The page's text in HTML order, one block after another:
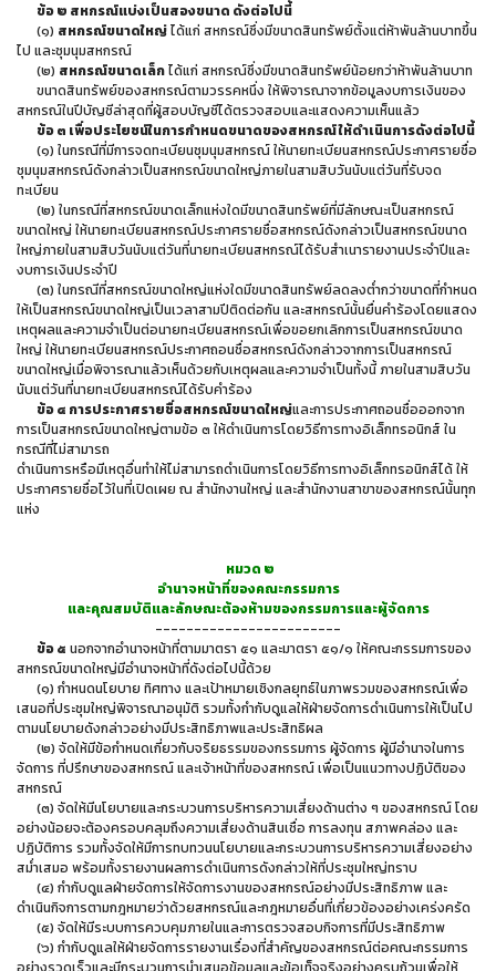
ข้อ ๒ สหกรณ์แบ่งเป็นสองขนาด ดังต่อไปนี้
(๑) สหกรณ์ขนาดใหญ่ได้แก่ สหกรณ์ซึ่งมีขนาดสินทรัพย์ตั้งแต่ห้าพันล้านบาทขึ้น
ไป และชุมนุมสหกรณ์
(๒) สหกรณ์ขนาดเล็กได้แก่ สหกรณ์ซึ่งมีขนาดสินทรัพย์น้อยกว่าห้าพันล้านบาท
ขนาดสินทรัพย์ของสหกรณ์ตามวรรคหนึ่ง ให้พิจารณาจากข้อมูลงบการเงินของ
สหกรณ์ในปีบัญชีล่าสุดที่ผู้สอบบัญชีได้ตรวจสอบและแสดงความเห็นแล้ว
ข้อ ๓ เพื่อประโยชน์ในการกำหนดขนาดของสหกรณ์ ให้ดำเนินการดังต่อไปนี้
(๑) ในกรณีที่มีการจดทะเบียนชุมนุมสหกรณ์ ให้นายทะเบียนสหกรณ์ประกาศรายชื่อ
ชุมนุมสหกรณ์ดังกล่าวเป็นสหกรณ์ขนาดใหญ่ภายในสามสิบวันนับแต่วันที่รับจด
ทะเบียน
(๒) ในกรณีที่สหกรณ์ขนาดเล็กแห่งใดมีขนาดสินทรัพย์ที่มีลักษณะเป็นสหกรณ์
ขนาดใหญ่ ให้นายทะเบียนสหกรณ์ประกาศรายชื่อสหกรณ์ดังกล่าวเป็นสหกรณ์ขนาด
ใหญ่ภายในสามสิบวันนับแต่วันที่นายทะเบียนสหกรณ์ได้รับสำเนารายงานประจำปีและ
งบการเงินประจำปี
(๓) ในกรณีที่สหกรณ์ขนาดใหญ่แห่งใดมีขนาดสินทรัพย์ลดลงต่ำกว่าขนาดที่กำหนด
ให้เป็นสหกรณ์ขนาดใหญ่เป็นเวลาสามปีติดต่อกัน และสหกรณ์นั้นยื่นคำร้องโดยแสดง
เหตุผลและความจำเป็นต่อนายทะเบียนสหกรณ์เพื่อขอยกเลิกการเป็นสหกรณ์ขนาด
ใหญ่ ให้นายทะเบียนสหกรณ์ประกาศถอนชื่อสหกรณ์ดังกล่าวจากการเป็นสหกรณ์
ขนาดใหญ่เมื่อพิจารณาแล้วเห็นด้วยกับเหตุผลและความจำเป็นทั้งนี้ ภายในสามสิบวัน
นับแต่วันที่นายทะเบียนสหกรณ์ได้รับคำร้อง
ข้อ ๔ การประกาศรายชื่อสหกรณ์ขนาดใหญ่และการประกาศถอนชื่อออกจาก
การเป็นสหกรณ์ขนาดใหญ่ตามข้อ ๓ ให้ดำเนินการโดยวิธีการทางอิเล็กทรอนิกส์ ใน
กรณีที่ไม่สามารถ
ดำเนินการหรือมีเหตุอื่นทำให้ไม่สามารถดำเนินการโดยวิธีการทางอิเล็กทรอนิกส์ได้ ให้
ประกาศรายชื่อไว้ในที่เปิดเผย ณ สำนักงานใหญ่ และสำนักงานสาขาของสหกรณ์นั้นทุก
แห่ง
หมวด ๒
อำนาจหน้าที่ของคณะกรรมการ
และคุณสมบัติและลักษณะต้องห้ามของกรรมการและผู้จัดการ
------------------------
ข้อ ๕ นอกจากอำนาจหน้าที่ตามมาตรา ๕๑ และมาตรา ๕๑/๑ ให้คณะกรรมการของ
สหกรณ์ขนาดใหญ่มีอำนาจหน้าที่ดังต่อไปนี้ด้วย
(๑) กำหนดนโยบาย ทิศทาง และเป้าหมายเชิงกลยุทธ์ในภาพรวมของสหกรณ์เพื่อ
เสนอที่ประชุมใหญ่พิจารณาอนุมัติ รวมทั้งกำกับดูแลให้ฝ่ายจัดการดำเนินการให้เป็นไป
ตามนโยบายดังกล่าวอย่างมีประสิทธิภาพและประสิทธิผล
(๒) จัดให้มีข้อกำหนดเกี่ยวกับจริยธรรมของกรรมการ ผู้จัดการ ผู้มีอำนาจในการ
จัดการ ที่ปรึกษาของสหกรณ์ และเจ้าหน้าที่ของสหกรณ์ เพื่อเป็นแนวทางปฏิบัติของ
สหกรณ์
(๓) จัดให้มีนโยบายและกระบวนการบริหารความเสี่ยงด้านต่าง ๆ ของสหกรณ์ โดย
อย่างน้อยจะต้องครอบคลุมถึงความเสี่ยงด้านสินเชื่อ การลงทุน สภาพคล่อง และ
ปฏิบัติการ รวมทั้งจัดให้มีการทบทวนนโยบายและกระบวนการบริหารความเสี่ยงอย่าง
สม่ำเสมอ พร้อมทั้งรายงานผลการดำเนินการดังกล่าวให้ที่ประชุมใหญ่ทราบ
(๔) กำกับดูแลฝ่ายจัดการให้จัดการงานของสหกรณ์อย่างมีประสิทธิภาพ และ
ดำเนินกิจการตามกฎหมายว่าด้วยสหกรณ์และกฎหมายอื่นที่เกี่ยวข้องอย่างเคร่งครัด
(๕) จัดให้มีระบบการควบคุมภายในและการตรวจสอบกิจการที่มีประสิทธิภาพ
(๖) กำกับดูแลให้ฝ่ายจัดการรายงานเรื่องที่สำคัญของสหกรณ์ต่อคณะกรรมการ